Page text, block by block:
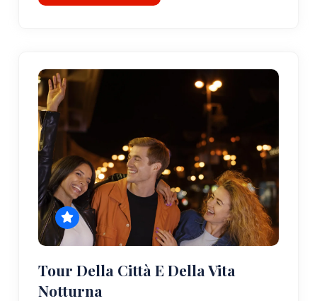
Tour Della Città E Della Vita
Notturna